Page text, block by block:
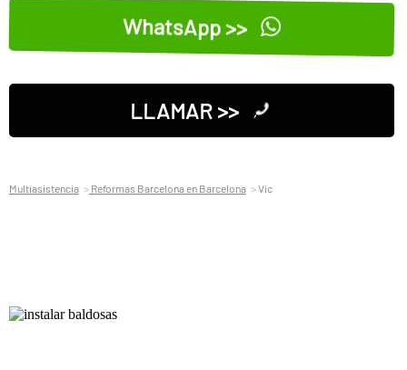
WhatsApp >>
LLAMAR >>
Multiasistencia Reformas Barcelona en Barcelona Vic